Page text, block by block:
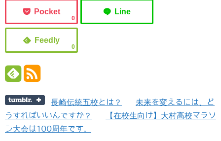
0
0
長崎伝統五校とは？
未来を変えるには、ど
うすればいいんですか？
【在校生向け】大村高校マラソ
ン大会は100周年です。